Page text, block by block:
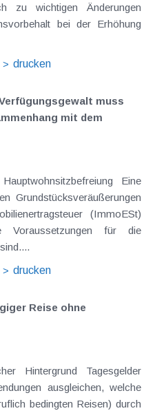
zu wichtigen Änderungen
drucken
muss
mit dem
Eine
Grundstücksveräußerungen
(ImmoESt)
für die
drucken
Reise ohne
Tagesgelder
ausgleichen, welche
bedingten Reisen) durch